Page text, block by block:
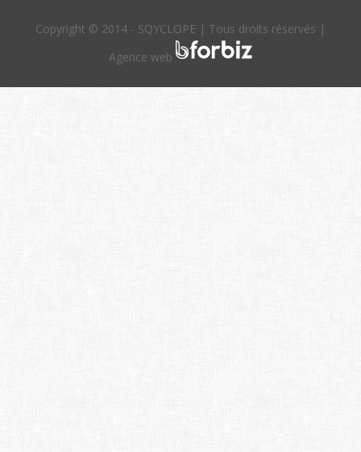
Copyright © 2014 - SQYCLOPE | Tous droits réservés |
Agence web